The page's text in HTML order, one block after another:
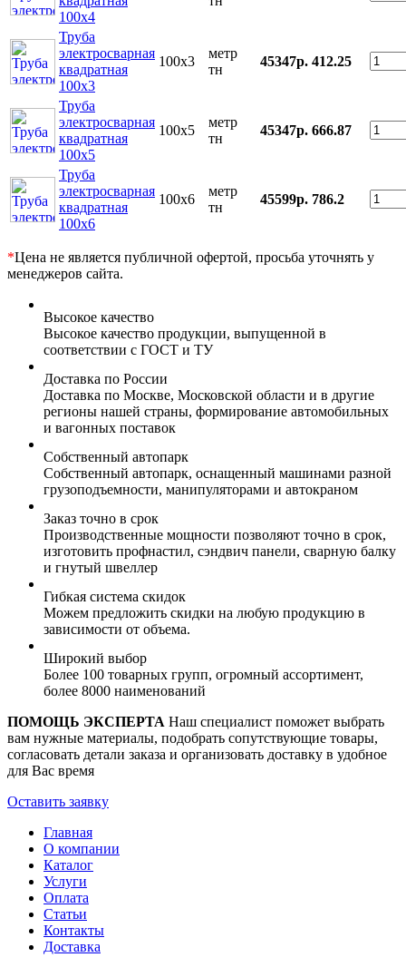
100x4
Труба
электросварная
квадратная
100x3
100x3
метр
тн
45347р. 412.25
Труба
электросварная
квадратная
100x5
100x5
метр
тн
45347р. 666.87
Труба
электросварная
квадратная
100x6
100x6
метр
тн
45599р. 786.2
*Цена не является публичной офертой, просьба уточнять у
менеджеров сайта.
Высокое качество
Высокое качество продукции, выпущенной в
соответствии с ГОСТ и ТУ
Доставка по России
Доставка по Москве, Московской области и в другие
регионы нашей страны, формирование автомобильных
и вагонных поставок
Собственный автопарк
Собственный автопарк, оснащенный машинами разной
грузоподъемности, манипуляторами и автокраном
Заказ точно в срок
Производственные мощности позволяют точно в срок,
изготовить профнастил, сэндвич панели, сварную балку
и гнутый швеллер
Гибкая система скидок
Можем предложить скидки на любую продукцию в
зависимости от объема.
Широкий выбор
Более 100 товарных групп, огромный ассортимент,
более 8000 наименований
ПОМОЩЬ ЭКСПЕРТА Наш специалист поможет выбрать
вам нужные материалы, подобрать сопутствующие товары,
согласовать детали заказа и организовать доставку в удобное
для Вас время
Оставить заявку
Главная
О компании
Каталог
Услуги
Оплата
Статьи
Контакты
Доставка